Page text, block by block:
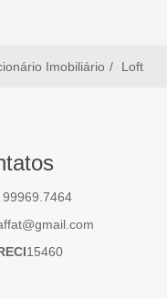
Imobiliário Loft
99969.7464
15460